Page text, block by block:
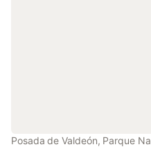
Posada de Valdeón, Parque